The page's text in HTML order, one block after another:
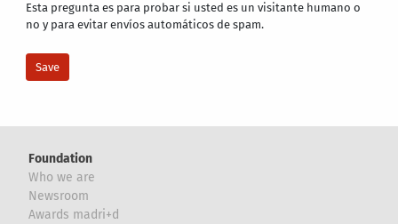
Esta pregunta es para probar si usted es un visitante humano o
no y para evitar envíos automáticos de spam.
Foundation
Who we are
Newsroom
Awards madri+d